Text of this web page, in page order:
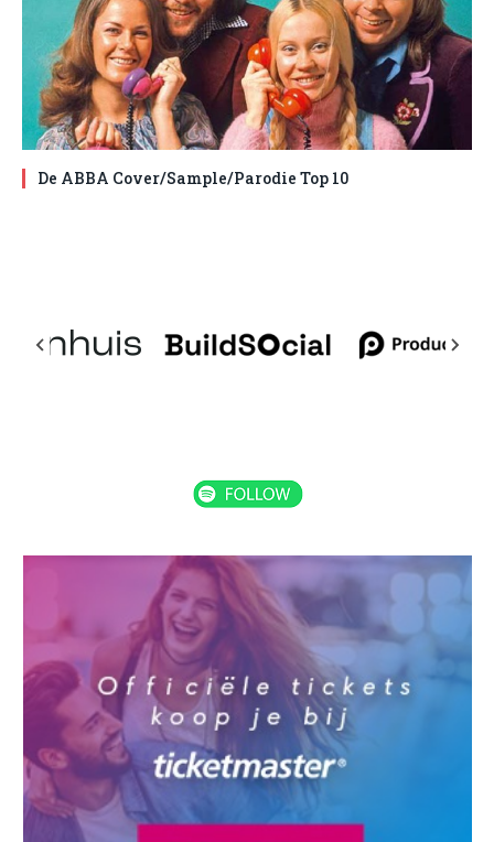
De ABBA Cover/Sample/Parodie Top 10